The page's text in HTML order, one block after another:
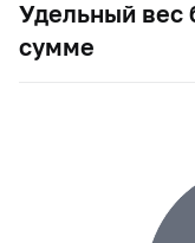
Удельный вес
сумме